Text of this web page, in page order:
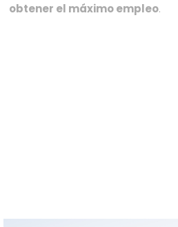
obtener el máximo empleo